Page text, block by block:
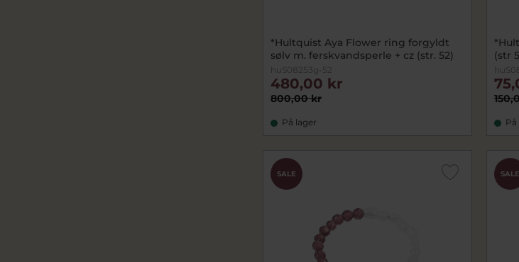
*Hultquist Aya Flower ring forgyldt
sølv m. ferskvandsperle + cz (str. 52)
huS08253g-52
800,00 kr
480,00 kr
På lager
(str
På
SALE SALE